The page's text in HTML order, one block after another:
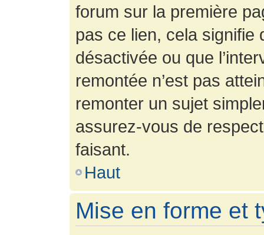
forum sur la première
pas ce lien, cela signifie
désactivée ou que
remontée n’est pas
remonter un sujet
assurez-vous de
faisant.
Haut
Mise en forme et